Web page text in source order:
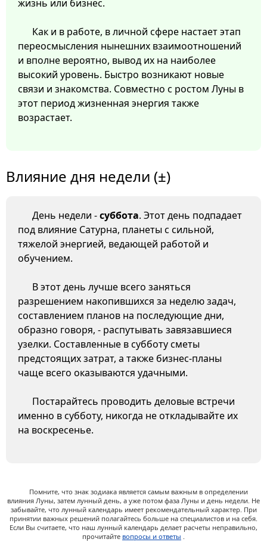
жизнь или бизнес.
Как и в работе, в личной сфере настает этап
переосмысления нынешних взаимоотношений
и вполне вероятно, вывод их на наиболее
высокий уровень. Быстро возникают новые
связи и знакомства. Совместно с ростом Луны в
этот период жизненная энергия также
возрастает.
Влияние дня недели (±)
День недели -суббота. Этот день подпадает
под влияние Сатурна, планеты с сильной,
тяжелой энергией, ведающей работой и
обучением.
В этот день лучше всего заняться
разрешением накопившихся за неделю задач,
составлением планов на последующие дни,
образно говоря, - распутывать завязавшиеся
узелки. Составленные в субботу сметы
предстоящих затрат, а также бизнес-планы
чаще всего оказываются удачными.
Постарайтесь проводить деловые встречи
именно в субботу, никогда не откладывайте их
на воскресенье.
Помните, что знак зодиака является самым важным в определении
влияния Луны, затем лунный день, а уже потом фаза Луны и день недели. Не
забывайте, что лунный календарь имеет рекомендательный характер. При
принятии важных решений полагайтесь больше на специалистов и на себя.
Если Вы считаете, что наш лунный календарь делает расчеты неправильно,
прочитайте вопросы и ответы .